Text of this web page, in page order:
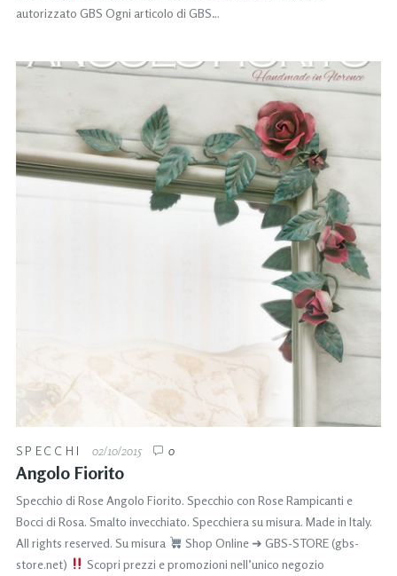
autorizzato GBS Ogni articolo di GBS…
SPECCHI 02/10/2015 0
Angolo Fiorito
Specchio di Rose Angolo Fiorito. Specchio con Rose Rampicanti e
Bocci di Rosa. Smalto invecchiato. Specchiera su misura. Made in Italy.
All rights reserved. Su misura
Shop Online ➜ GBS-STORE (gbs-
store.net)
Scopri prezzi e promozioni nell’unico negozio